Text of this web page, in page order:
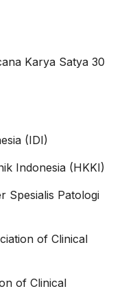
Karya Satya 30
(IDI)
Indonesia (HKKI)
Spesialis Patologi
of Clinical
of Clinical